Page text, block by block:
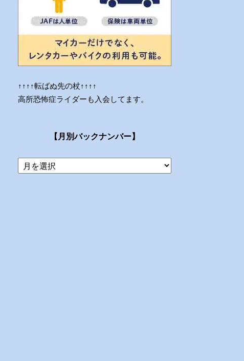
↑↑↑↑転ばぬ先の杖↑↑↑↑
高所恐怖症ライダーも入会してます。
【月別バックナンバー】
当
ブ